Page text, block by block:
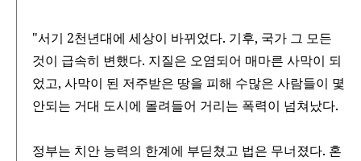
"서기 2천년대에 세상이 바뀌었다. 기후, 국가 그 모든
것이 급속히 변했다. 지질은 오염되어 매마른 사막이 되
었고, 사막이 된 저주받은 땅을 피해 수많은 사람들이 몇
안되는 거대 도시에 몰려들어 거리는 폭력이 넘쳐났다.
정부는 치안 능력의 한계에 부딛쳤고 법은 무너졌다. 혼